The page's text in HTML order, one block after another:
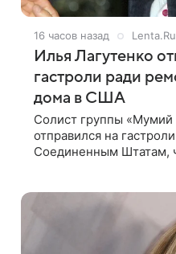
16 часов назад Lenta.Ru
Илья Лагутенко
гастроли ради
дома в США
Солист группы «Мумий
отправился на
Соединенным Штатам,